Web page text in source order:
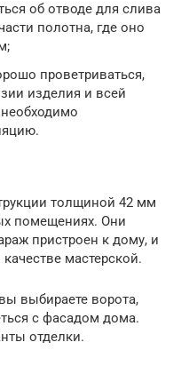
об отводе для слива
полотна, где оно
проветриваться,
изделия и всей
толщиной 42 мм
помещениях. Они
пристроен к дому, и
мастерской.
выбираете ворота,
с фасадом дома.
отделки.